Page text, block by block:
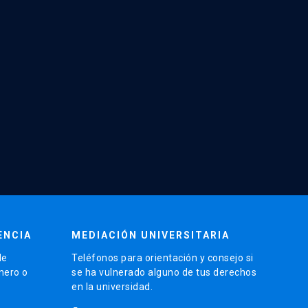
o
MEDIACIÓN UNIVERSITARIA
Teléfonos para orientación y consejo si
se ha vulnerado alguno de tus derechos
en la universidad.